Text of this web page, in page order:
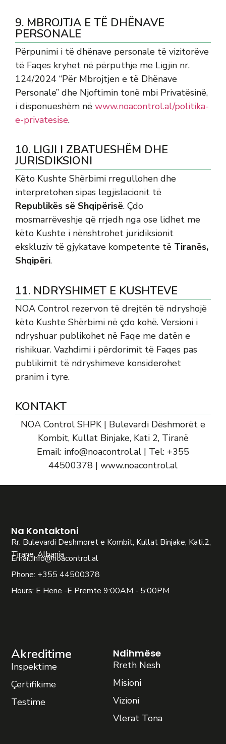
9. MBROJTJA E TË DHËNAVE
PERSONALE
Përpunimi i të dhënave personale të vizitorëve
të Faqes kryhet në përputhje me Ligjin nr.
124/2024 “Për Mbrojtjen e të Dhënave
Personale” dhe Njoftimin tonë mbi Privatësinë,
i disponueshëm në www.noacontrol.al/politika-
e-privatesise.
10. LIGJI I ZBATUESHËM DHE
JURISDIKSIONI
Këto Kushte Shërbimi rregullohen dhe
interpretohen sipas legjislacionit të
Republikës së Shqipërisë. Çdo
mosmarrëveshje që rrjedh nga ose lidhet me
këto Kushte i nënshtrohet juridiksionit
ekskluziv të gjykatave kompetente të Tiranës,
Shqipëri.
11. NDRYSHIMET E KUSHTEVE
NOA Control rezervon të drejtën të ndryshojë
këto Kushte Shërbimi në çdo kohë. Versioni i
ndryshuar publikohet në Faqe me datën e
rishikuar. Vazhdimi i përdorimit të Faqes pas
publikimit të ndryshimeve konsiderohet
pranim i tyre.
KONTAKT
NOA Control SHPK | Bulevardi Dëshmorët e
Kombit, Kullat Binjake, Kati 2, Tiranë
Email: info@noacontrol.al | Tel: +355
44500378 | www.noacontrol.al
Akreditime
Inspektime
Çertifikime
Testime
Ndihmëse
Rreth Nesh
Misioni
Vizioni
Vlerat Tona
Na Kontaktoni
Rr. Bulevardi Deshmoret e Kombit, Kullat Binjake, Kati.2,
Tirane, Albania
Email:info@noacontrol.al
Phone: +355 44500378
Hours: E Hene -E Premte 9:00AM - 5:00PM